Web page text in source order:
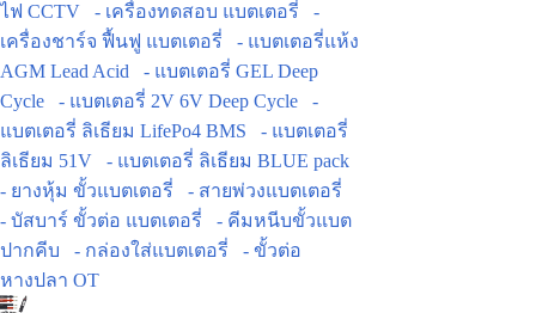
ไฟ CCTV
- เครื่องทดสอบ แบตเตอรี่
-
เครื่องชาร์จ ฟื้นฟู แบตเตอรี่
- แบตเตอรี่แห้ง
AGM Lead Acid
- แบตเตอรี่ GEL Deep
Cycle
- แบตเตอรี่ 2V 6V Deep Cycle
-
แบตเตอรี่ ลิเธียม LifePo4 BMS
- แบตเตอรี่
ลิเธียม 51V
- แบตเตอรี่ ลิเธียม BLUE pack
- ยางหุ้ม ขั้วแบตเตอรี่
- สายพ่วงแบตเตอรี่
- บัสบาร์ ขั้วต่อ แบตเตอรี่
- คีมหนีบขั้วแบต
ปากคีบ
- กล่องใส่แบตเตอรี่
- ขั้วต่อ
หางปลา OT